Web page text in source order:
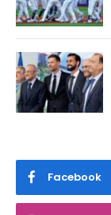
Facebook